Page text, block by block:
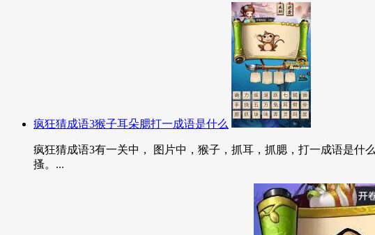
疯狂猜成语3猴子耳朵腮打一成语是什么
疯狂猜成语3有一关中， 图片中，猴子，抓耳，抓腮，打一成语是什
搔。...